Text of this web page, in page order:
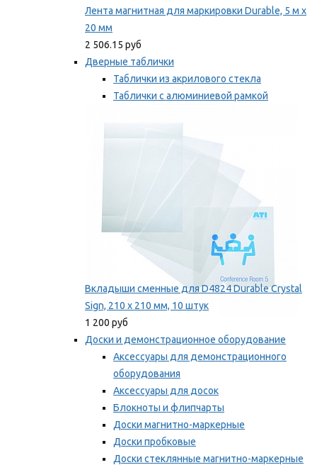
Лента магнитная для маркировки Durable, 5 м х
20 мм
2 506.15 руб
Дверные таблички
Таблички из акрилового стекла
Таблички с алюминиевой рамкой
Вкладыши сменные для D4824 Durable Crystal
Sign, 210 x 210 мм, 10 штук
1 200 руб
Доски и демонстрационное оборудование
Аксессуары для демонстрационного
оборудования
Аксессуары для досок
Блокноты и флипчарты
Доски магнитно-маркерные
Доски пробковые
Доски стеклянные магнитно-маркерные